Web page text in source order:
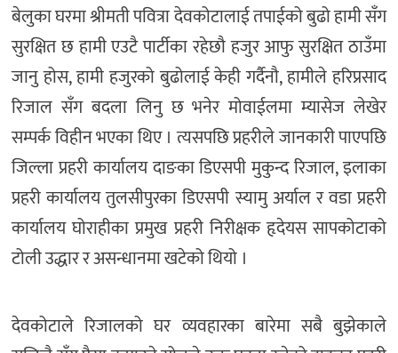
बेलुका घरमा श्रीमती पवित्रा देवकोटालाई तपाईको बुढो हामी सँग
सुरक्षित छ हामी एउटै पार्टीका रहेछौ हजुर आफु सुरक्षित ठाउँमा
जानु होस, हामी हजुरको बुढोलाई केही गर्दैनौ, हामीले हरिप्रसाद
रिजाल सँग बदला लिनु छ भनेर मोवाईलमा म्यासेज लेखेर
सम्पर्क विहीन भएका थिए । त्यसपछि प्रहरीले जानकारी पाएपछि
जिल्ला प्रहरी कार्यालय दाङका डिएसपी मुकुन्द रिजाल, इलाका
प्रहरी कार्यालय तुलसीपुरका डिएसपी स्यामु अर्याल र वडा प्रहरी
कार्यालय घोराहीका प्रमुख प्रहरी निरीक्षक हृदेयस सापकोटाको
टोली उद्धार र असन्धानमा खटेको थियो ।
देवकोटाले रिजालको घर व्यवहारका बारेमा सबै बुझेकाले